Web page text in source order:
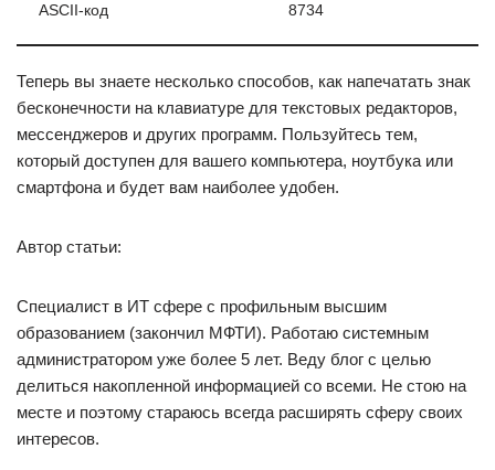
ASCII-код 8734
Теперь вы знаете несколько способов, как напечатать знак
бесконечности на клавиатуре для текстовых редакторов,
мессенджеров и других программ. Пользуйтесь тем,
который доступен для вашего компьютера, ноутбука или
смартфона и будет вам наиболее удобен.
Автор статьи:
Специалист в ИТ сфере с профильным высшим
образованием (закончил МФТИ). Работаю системным
администратором уже более 5 лет. Веду блог с целью
делиться накопленной информацией со всеми. Не стою на
месте и поэтому стараюсь всегда расширять сферу своих
интересов.